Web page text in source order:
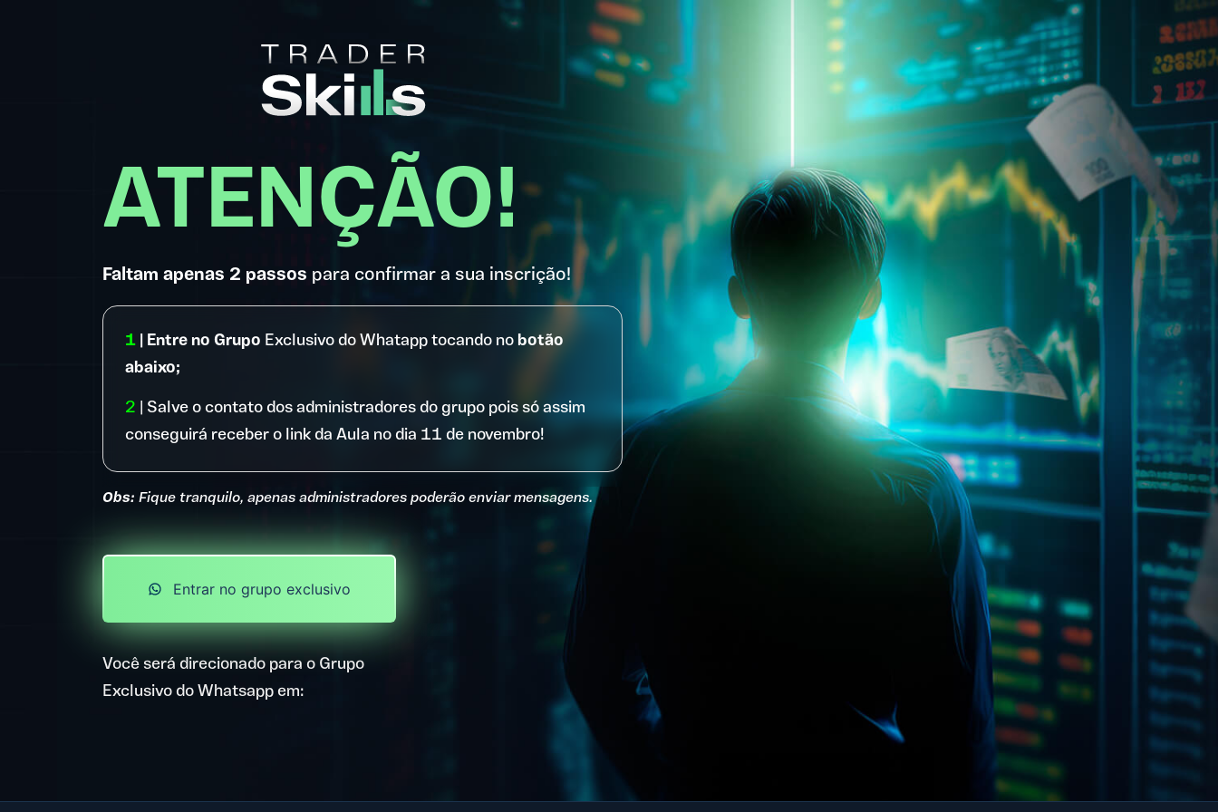
ATENÇÃO!
Faltam apenas 2 passos para confirmar a sua inscrição!
1| Entre no Grupo Exclusivo do Whatapp tocando no botão
abaixo;
2
Salve o contato dos administradores do grupo pois só assim
conseguirá receber o link da Aula no dia 11 de novembro!
Obs: Fique tranquilo, apenas administradores poderão enviar mensagens.
Entrar no grupo exclusivo
Você será direcionado para o Grupo
Exclusivo do Whatsapp em: